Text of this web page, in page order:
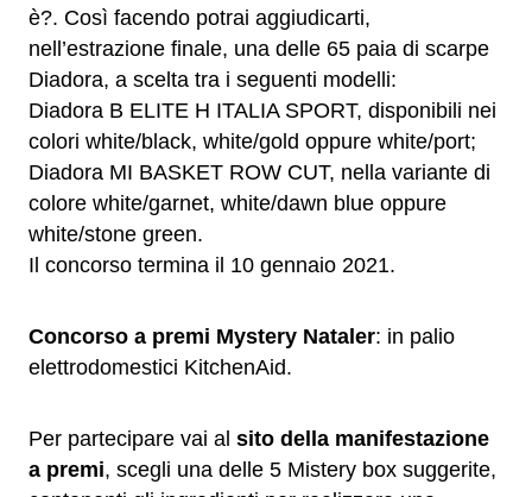
è?. Così facendo potrai aggiudicarti,
nell’estrazione finale, una delle 65 paia di scarpe
Diadora, a scelta tra i seguenti modelli:
Diadora B ELITE H ITALIA SPORT, disponibili nei
colori white/black, white/gold oppure white/port;
Diadora MI BASKET ROW CUT, nella variante di
colore white/garnet, white/dawn blue oppure
white/stone green.
Il concorso termina il 10 gennaio 2021.
Concorso a premi Mystery Nataler: in palio
elettrodomestici KitchenAid.
Per partecipare vai al sito della manifestazione
a premi, scegli una delle 5 Mistery box suggerite,